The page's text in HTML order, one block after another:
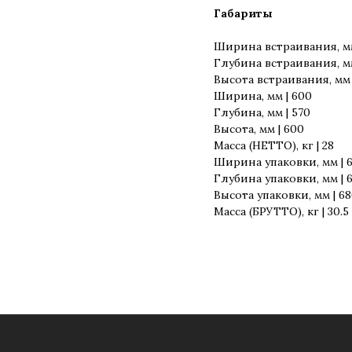
Габариты
Ширина встраивания,
Глубина встраивания,
Высота встраивания, мм
Ширина, мм | 600
Глубина, мм | 570
Высота, мм | 600
Масса (НЕТТО), кг | 28
Ширина упаковки, мм |
Глубина упаковки, мм |
Высота упаковки, мм |
Масса (БРУТТО), кг | 30.5